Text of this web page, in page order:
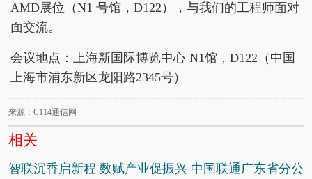
AMD展位（N1 号馆，D122），与我们的工程师面对
面交流。
会议地点：上海新国际博览中心 N1馆，D122（中国
上海市浦东新区龙阳路2345号）
来源：C114通信网
相关
智联沉香启新程 数赋产业促振兴 中国联通广东省分公